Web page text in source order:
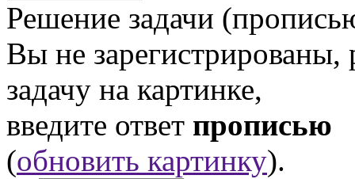
Решение задачи
Вы не
задачу на картинке,
введите ответ прописью
(обновить картинку).